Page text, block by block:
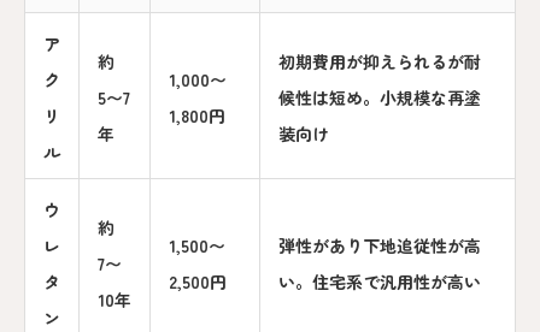
ア
ク
リ
ル
約
5〜7
年
1,000〜
1,800円
初期費用が抑えられるが耐
候性は短め。小規模な再塗
装向け
ウ
レ
タ
ン
約
7〜
10年
1,500〜
2,500円
弾性があり下地追従性が高
い。住宅系で汎用性が高い